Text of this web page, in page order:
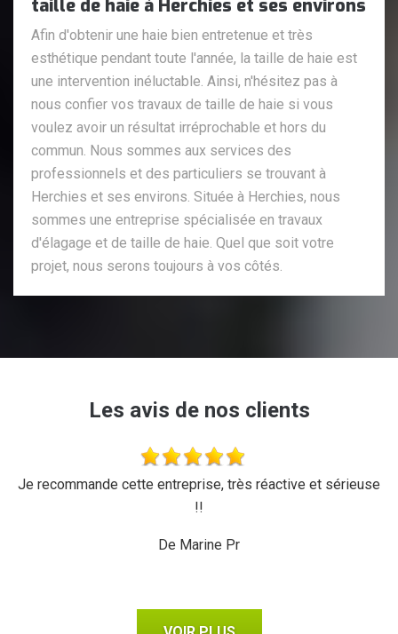
taille de haie à Herchies et ses environs
Afin d'obtenir une haie bien entretenue et très
esthétique pendant toute l'année, la taille de haie est
une intervention inéluctable. Ainsi, n'hésitez pas à
nous confier vos travaux de taille de haie si vous
voulez avoir un résultat irréprochable et hors du
commun. Nous sommes aux services des
professionnels et des particuliers se trouvant à
Herchies et ses environs. Située à Herchies, nous
sommes une entreprise spécialisée en travaux
d'élagage et de taille de haie. Quel que soit votre
projet, nous serons toujours à vos côtés.
Les avis de nos clients
Je recommande cette entreprise, très réactive et sérieuse
!!
De Marine Pr